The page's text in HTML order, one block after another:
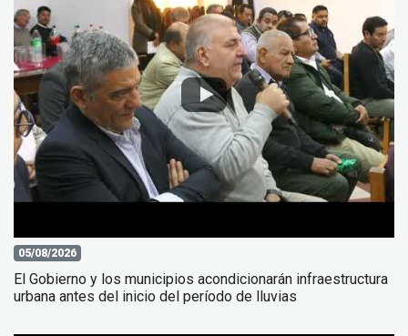
05/08/2026
El Gobierno y los municipios acondicionarán infraestructura
urbana antes del inicio del período de lluvias